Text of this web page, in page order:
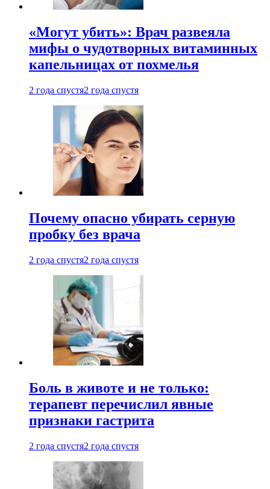
«Могут убить»: Врач развеяла
мифы о чудотворных витаминных
капельницах от похмелья
2 года спустя2 года спустя
Почему опасно убирать серную
пробку без врача
2 года спустя2 года спустя
Боль в животе и не только:
терапевт перечислил явные
признаки гастрита
2 года спустя2 года спустя